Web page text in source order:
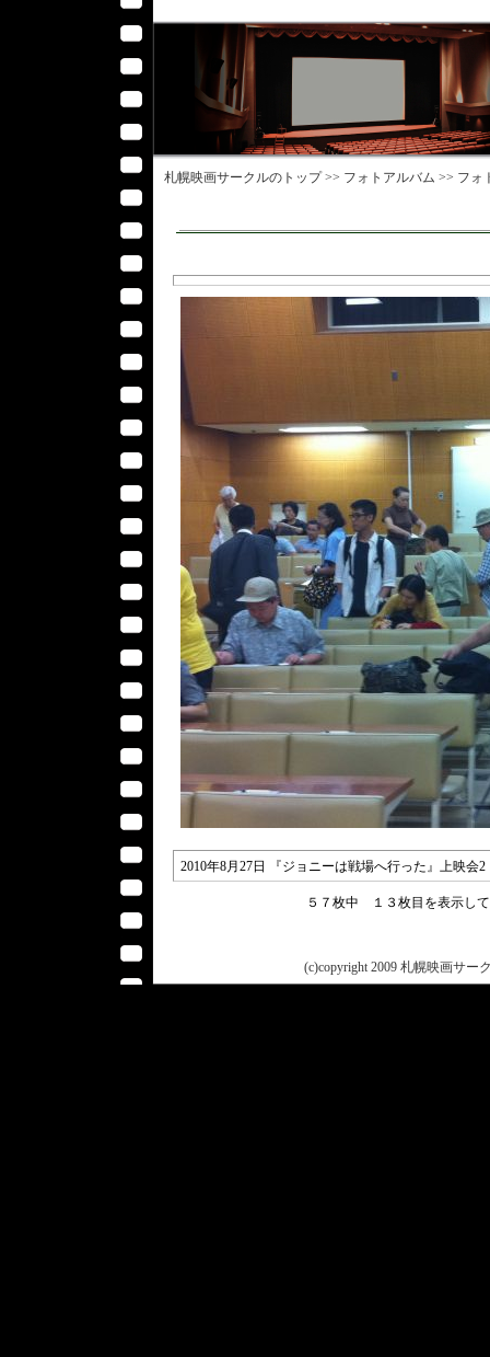
札幌映画サークルのトップ >> フォトアルバム >> フォ
2010年8月27日 『ジョニーは戦場へ行った』上映会
５７枚中 １３枚目を表示し
(c)copyright 2009 札幌映画サー